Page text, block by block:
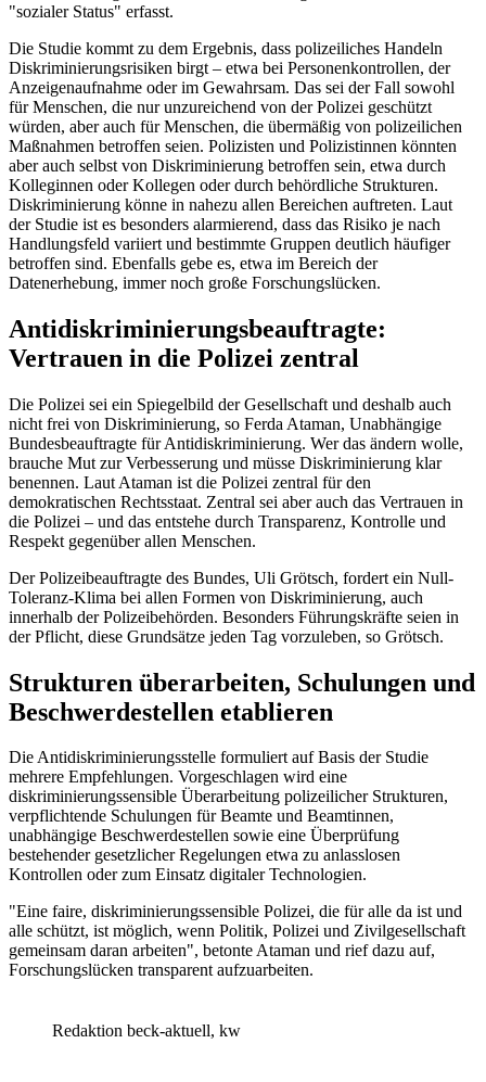
"sozialer Status" erfasst.
Die Studie kommt zu dem Ergebnis, dass polizeiliches Handeln
Diskriminierungsrisiken birgt – etwa bei Personenkontrollen, der
Anzeigenaufnahme oder im Gewahrsam. Das sei der Fall sowohl
für Menschen, die nur unzureichend von der Polizei geschützt
würden, aber auch für Menschen, die übermäßig von polizeilichen
Maßnahmen betroffen seien. Polizisten und Polizistinnen könnten
aber auch selbst von Diskriminierung betroffen sein, etwa durch
Kolleginnen oder Kollegen oder durch behördliche Strukturen.
Diskriminierung könne in nahezu allen Bereichen auftreten. Laut
der Studie ist es besonders alarmierend, dass das Risiko je nach
Handlungsfeld variiert und bestimmte Gruppen deutlich häufiger
betroffen sind. Ebenfalls gebe es, etwa im Bereich der
Datenerhebung, immer noch große Forschungslücken.
Antidiskriminierungsbeauftragte:
Vertrauen in die Polizei zentral
Die Polizei sei ein Spiegelbild der Gesellschaft und deshalb auch
nicht frei von Diskriminierung, so Ferda Ataman, Unabhängige
Bundesbeauftragte für Antidiskriminierung. Wer das ändern wolle,
brauche Mut zur Verbesserung und müsse Diskriminierung klar
benennen. Laut Ataman ist die Polizei zentral für den
demokratischen Rechtsstaat. Zentral sei aber auch das Vertrauen in
die Polizei – und das entstehe durch Transparenz, Kontrolle und
Respekt gegenüber allen Menschen.
Der Polizeibeauftragte des Bundes, Uli Grötsch, fordert ein Null-
Toleranz-Klima bei allen Formen von Diskriminierung, auch
innerhalb der Polizeibehörden. Besonders Führungskräfte seien in
der Pflicht, diese Grundsätze jeden Tag vorzuleben, so Grötsch.
Strukturen überarbeiten, Schulungen und
Beschwerdestellen etablieren
Die Antidiskriminierungsstelle formuliert auf Basis der Studie
mehrere Empfehlungen. Vorgeschlagen wird eine
diskriminierungssensible Überarbeitung polizeilicher Strukturen,
verpflichtende Schulungen für Beamte und Beamtinnen,
unabhängige Beschwerdestellen sowie eine Überprüfung
bestehender gesetzlicher Regelungen etwa zu anlasslosen
Kontrollen oder zum Einsatz digitaler Technologien.
"Eine faire, diskriminierungssensible Polizei, die für alle da ist und
alle schützt, ist möglich, wenn Politik, Polizei und Zivilgesellschaft
gemeinsam daran arbeiten", betonte Ataman und rief dazu auf,
Forschungslücken transparent aufzuarbeiten.
Redaktion beck-aktuell, kw